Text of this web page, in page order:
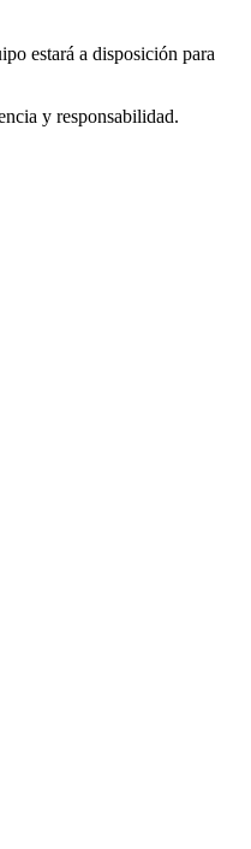
estará a disposición para
y responsabilidad.